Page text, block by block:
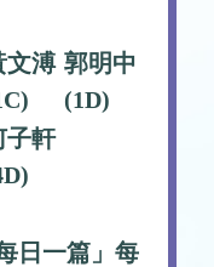
文溥 郭明中
(1D)
子軒
日一篇」每